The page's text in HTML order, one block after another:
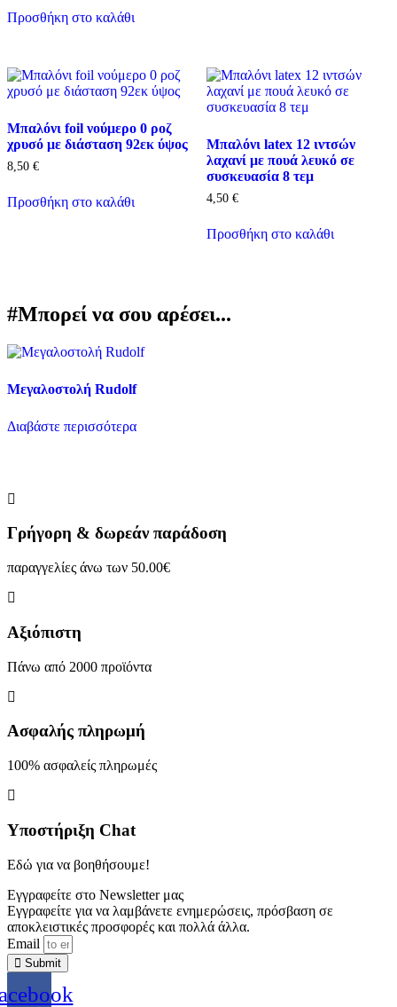
Προσθήκη στο καλάθι
Μπαλόνι foil νούμερο 0 ροζ
χρυσό με διάσταση 92εκ ύψος
8,50 €
Προσθήκη στο καλάθι
Μπαλόνι latex 12 ιντσών
λαχανί με πουά λευκό σε
συσκευασία 8 τεμ
4,50 €
Προσθήκη στο καλάθι
#Μπορεί να σου αρέσει...
Μεγαλοστολή Rudolf
Διαβάστε περισσότερα
Γρήγορη & δωρεάν παράδοση
παραγγελίες άνω των 50.00€
Αξιόπιστη
Πάνω από 2000 προϊόντα
Ασφαλής πληρωμή
100% ασφαλείς πληρωμές
Υποστήριξη Chat
Εδώ για να βοηθήσουμε!
Εγγραφείτε στο Newsletter μας
Εγγραφείτε για να λαμβάνετε ενημερώσεις, πρόσβαση σε
αποκλειστικές προσφορές και πολλά άλλα.
Email
Submit